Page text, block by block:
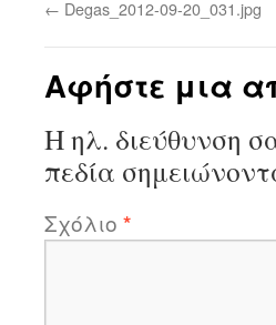
← Degas_2012-09-20_031.jpg
Αφήστε μια
Η ηλ. διεύθυνση
πεδία
Σχόλιο *